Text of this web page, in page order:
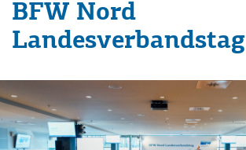
BFW Nord
Landesverbandstag